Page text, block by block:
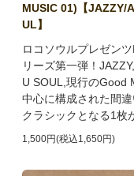
MUSIC 01)【JAZZY/
UL】
ロコソウルプレゼン
リーズ第一弾！
U SOUL,現行のGood
中心に構成された間違
クラシックとなる1枚
1,500円(税込1,650円)